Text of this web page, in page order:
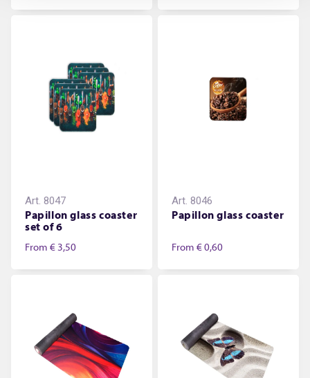
Art. 8047
Papillon glass coaster
set of 6
From € 3,50
Art. 8046
Papillon glass coaster
From € 0,60